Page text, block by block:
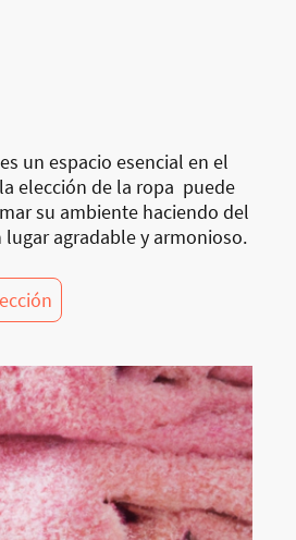
un espacio esencial en el
elección de la ropa puede
su ambiente haciendo del
agradable y armonioso.